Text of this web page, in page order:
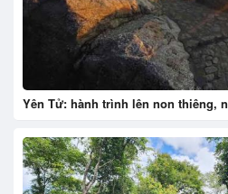
Yên Tử: hành trình lên non thiêng,